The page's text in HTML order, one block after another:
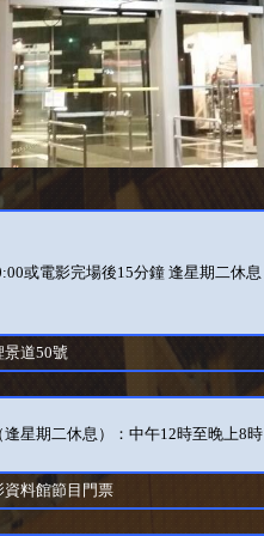
或電影完場後15分鐘 逢星期二休息
景道50號
星期二休息）：中午12時至晚上8時
資料館節目門票